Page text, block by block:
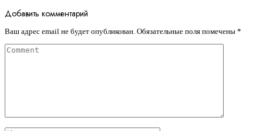
Добавить комментарий
Ваш адрес email не будет опубликован. Обязательные поля помечены *